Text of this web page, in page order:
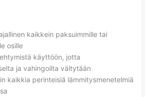
kaikkein paksuimmille tai
osille
käyttöön, jotta
ja vahingoilta vältytään
kaikkia perinteisiä lämmitysmenetelmiä